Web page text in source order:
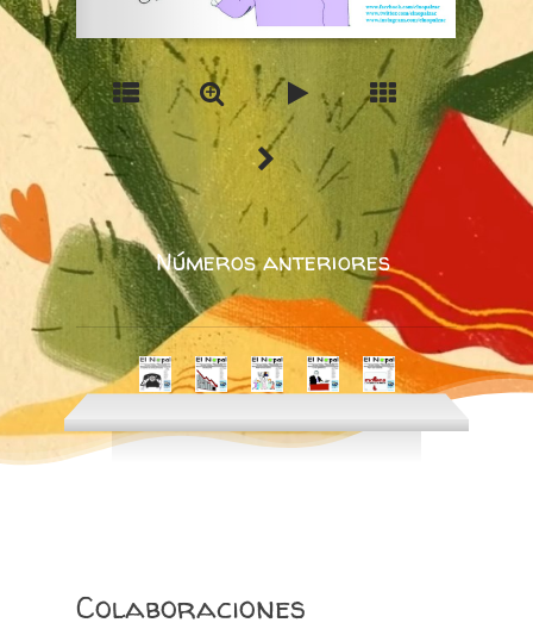
Números anteriores
Colaboraciones